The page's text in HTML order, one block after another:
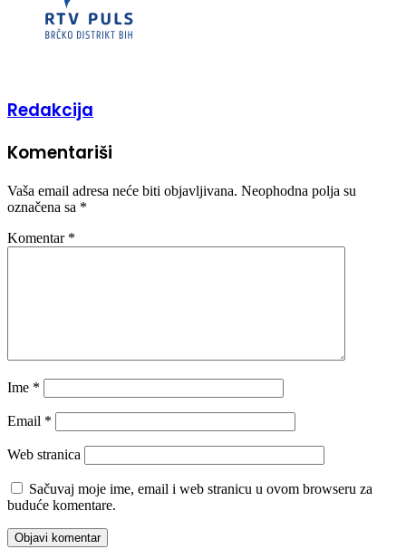
Redakcija
Komentariši
Vaša email adresa neće biti objavljivana. Neophodna polja su
označena sa *
Komentar *
Ime *
Email *
Web stranica
Sačuvaj moje ime, email i web stranicu u ovom browseru za
buduće komentare.